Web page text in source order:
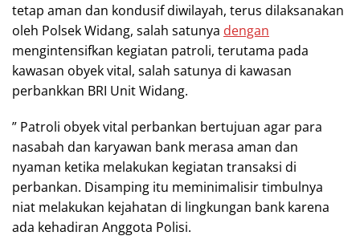
tetap aman dan kondusif diwilayah, terus dilaksanakan
oleh Polsek Widang, salah satunya dengan
mengintensifkan kegiatan patroli, terutama pada
kawasan obyek vital, salah satunya di kawasan
perbankkan BRI Unit Widang.
” Patroli obyek vital perbankan bertujuan agar para
nasabah dan karyawan bank merasa aman dan
nyaman ketika melakukan kegiatan transaksi di
perbankan. Disamping itu meminimalisir timbulnya
niat melakukan kejahatan di lingkungan bank karena
ada kehadiran Anggota Polisi.